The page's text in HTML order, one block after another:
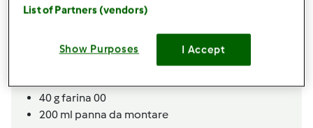
Per la crema chantilly
gzucchero
40gfarina 00
200 ml panna da montare
List of Partners (vendors)
Show Purposes I Accept